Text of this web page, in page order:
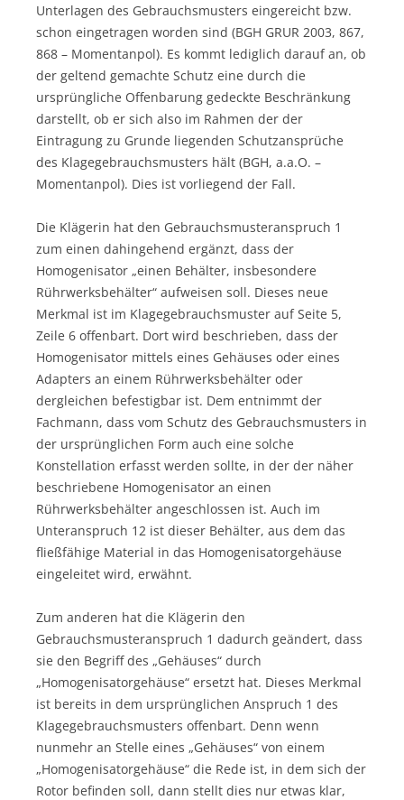
Unterlagen des Gebrauchsmusters eingereicht bzw.
schon eingetragen worden sind (BGH GRUR 2003, 867,
868 – Momentanpol). Es kommt lediglich darauf an, ob
der geltend gemachte Schutz eine durch die
ursprüngliche Offenbarung gedeckte Beschränkung
darstellt, ob er sich also im Rahmen der der
Eintragung zu Grunde liegenden Schutzansprüche
des Klagegebrauchsmusters hält (BGH, a.a.O. –
Momentanpol). Dies ist vorliegend der Fall.
Die Klägerin hat den Gebrauchsmusteranspruch 1
zum einen dahingehend ergänzt, dass der
Homogenisator „einen Behälter, insbesondere
Rührwerksbehälter“ aufweisen soll. Dieses neue
Merkmal ist im Klagegebrauchsmuster auf Seite 5,
Zeile 6 offenbart. Dort wird beschrieben, dass der
Homogenisator mittels eines Gehäuses oder eines
Adapters an einem Rührwerksbehälter oder
dergleichen befestigbar ist. Dem entnimmt der
Fachmann, dass vom Schutz des Gebrauchsmusters in
der ursprünglichen Form auch eine solche
Konstellation erfasst werden sollte, in der der näher
beschriebene Homogenisator an einen
Rührwerksbehälter angeschlossen ist. Auch im
Unteranspruch 12 ist dieser Behälter, aus dem das
fließfähige Material in das Homogenisatorgehäuse
eingeleitet wird, erwähnt.
Zum anderen hat die Klägerin den
Gebrauchsmusteranspruch 1 dadurch geändert, dass
sie den Begriff des „Gehäuses“ durch
„Homogenisatorgehäuse“ ersetzt hat. Dieses Merkmal
ist bereits in dem ursprünglichen Anspruch 1 des
Klagegebrauchsmusters offenbart. Denn wenn
nunmehr an Stelle eines „Gehäuses“ von einem
„Homogenisatorgehäuse“ die Rede ist, in dem sich der
Rotor befinden soll, dann stellt dies nur etwas klar,